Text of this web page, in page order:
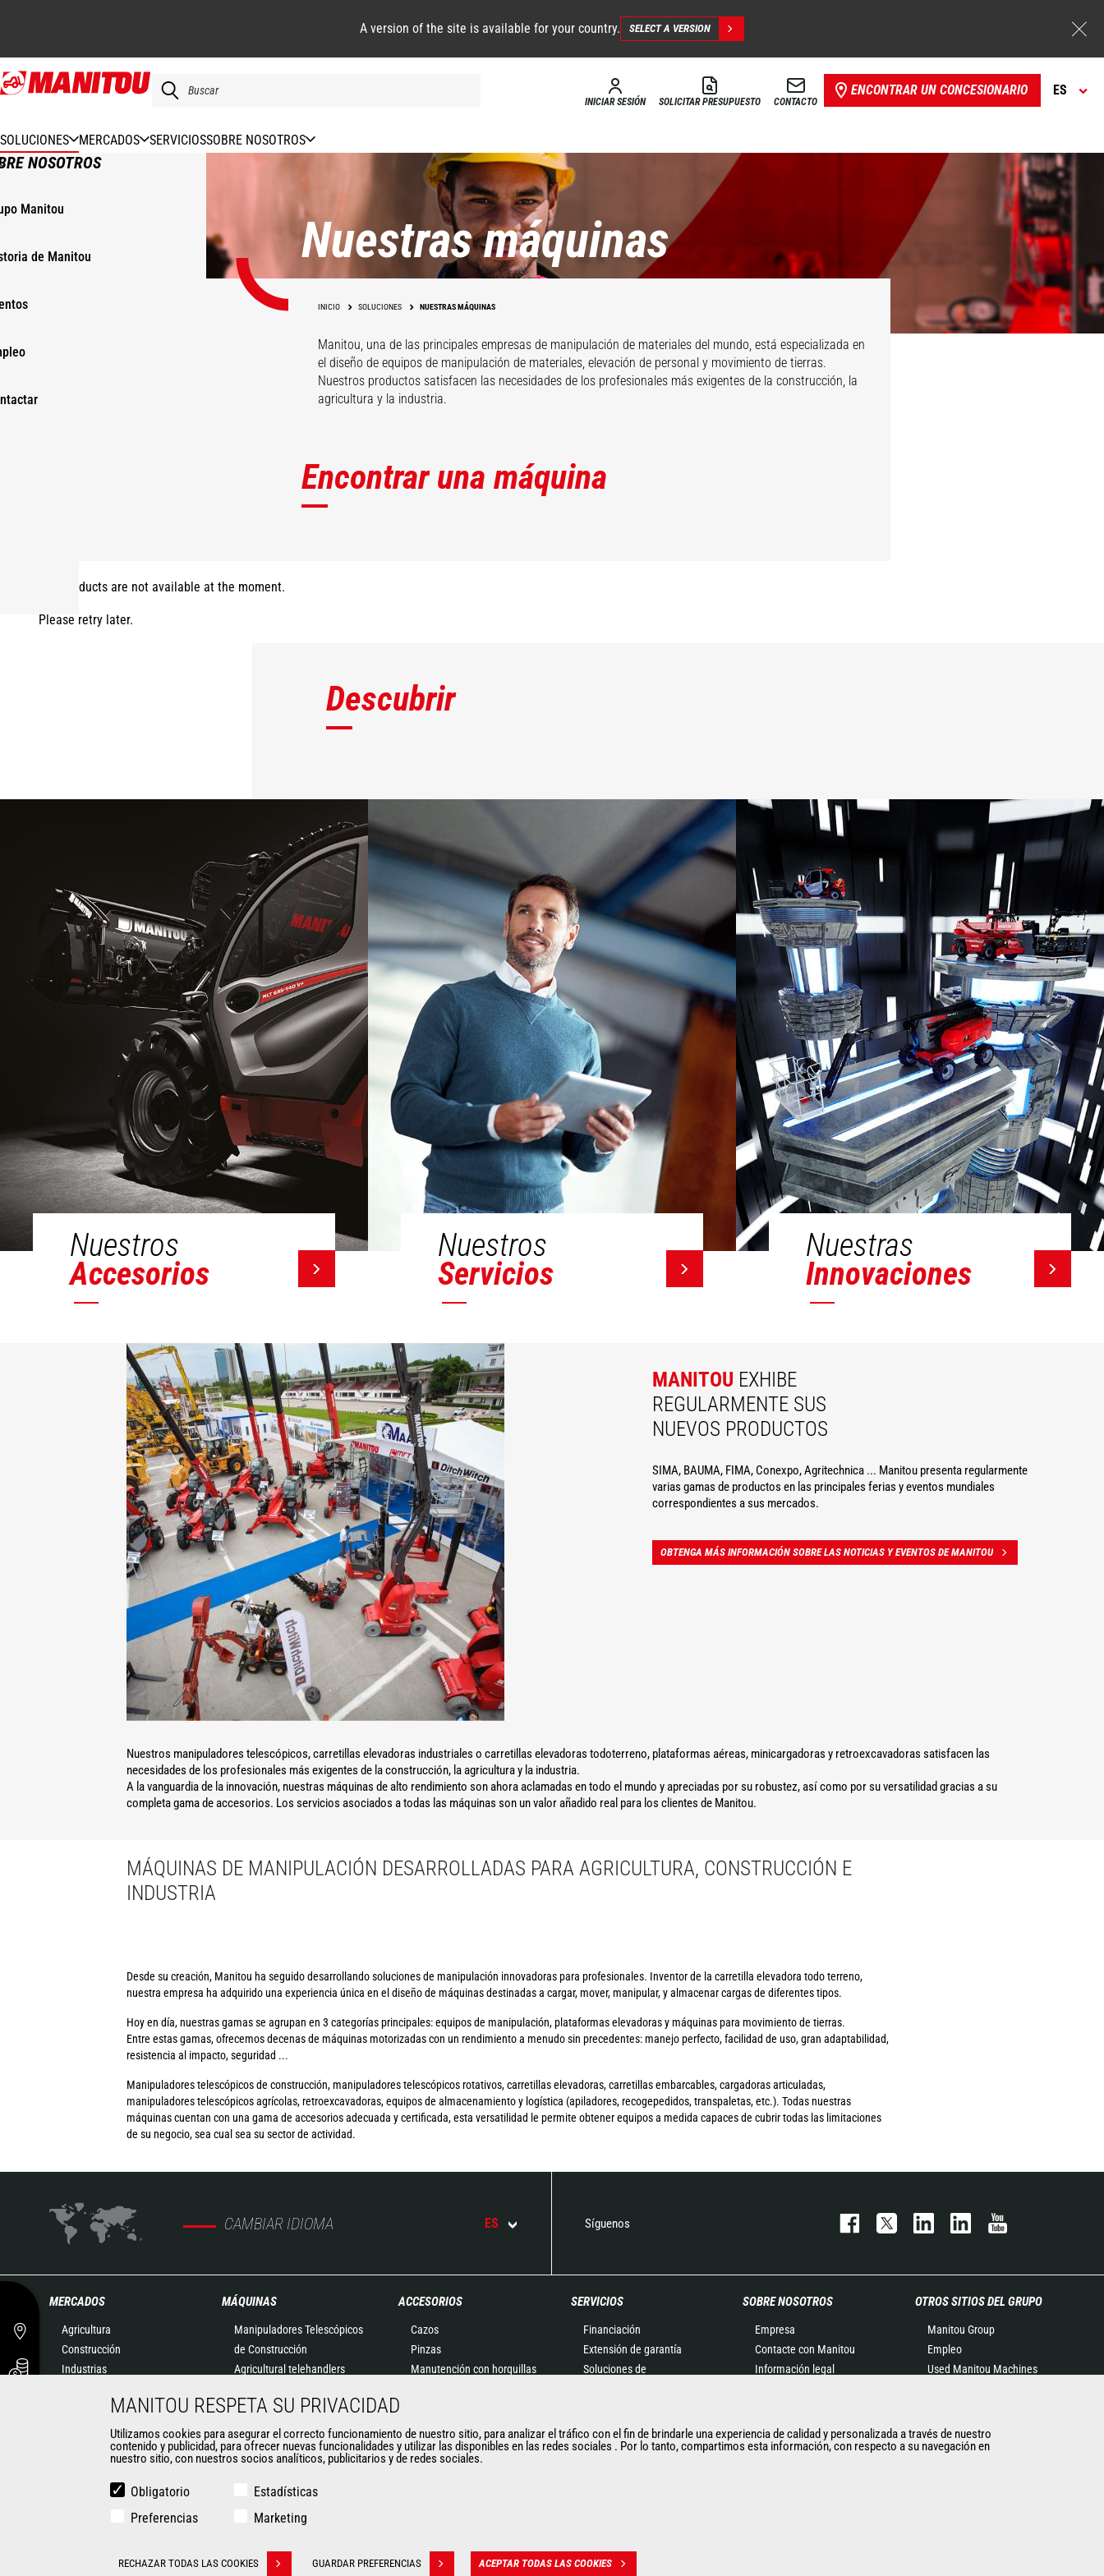
Pasar
al
A version of the site is available for your country. SELECT A VERSION
INICIAR SESIÓN SOLICITAR PRESUPUESTO CONTACTO
ENCONTRAR UN CONCESIONARIO ES
SOLUCIONES MERCADOS SERVICIOSSOBRE NOSOTROS
NOSOTROS
Manitou
de Manitou Nuestras máquinas
INICIO SOLUCIONES NUESTRAS MÁQUINAS
Manitou, una de las principales empresas de manipulación de materiales del mundo, está especializada en
el diseño de equipos de manipulación de materiales, elevación de personal y movimiento de tierras.
Nuestros productos satisfacen las necesidades de los profesionales más exigentes de la construcción, la
agricultura y la industria.
Encontrar una máquina
The products are not available at the moment.
Please retry later.
Descubrir
Nuestros
Accesorios
Nuestros
Servicios
Nuestras
Innovaciones
MANITOU EXHIBE
REGULARMENTE SUS
NUEVOS PRODUCTOS
SIMA, BAUMA, FIMA, Conexpo, Agritechnica ... Manitou presenta regularmente
varias gamas de productos en las principales ferias y eventos mundiales
correspondientes a sus mercados.
OBTENGA MÁS INFORMACIÓN SOBRE LAS NOTICIAS Y EVENTOS DE MANITOU
Nuestros manipuladores telescópicos, carretillas elevadoras industriales o carretillas elevadoras todoterreno, plataformas aéreas, minicargadoras y retroexcavadoras satisfacen las
necesidades de los profesionales más exigentes de la construcción, la agricultura y la industria.
A la vanguardia de la innovación, nuestras máquinas de alto rendimiento son ahora aclamadas en todo el mundo y apreciadas por su robustez, así como por su versatilidad gracias a su
completa gama de accesorios. Los servicios asociados a todas las máquinas son un valor añadido real para los clientes de Manitou.
MÁQUINAS DE MANIPULACIÓN DESARROLLADAS PARA AGRICULTURA, CONSTRUCCIÓN E
INDUSTRIA
Desde su creación, Manitou ha seguido desarrollando soluciones de manipulación innovadoras para profesionales. Inventor de la carretilla elevadora todo terreno,
nuestra empresa ha adquirido una experiencia única en el diseño de máquinas destinadas a cargar, mover, manipular, y almacenar cargas de diferentes tipos.
Hoy en día, nuestras gamas se agrupan en 3 categorías principales: equipos de manipulación, plataformas elevadoras y máquinas para movimiento de tierras.
Entre estas gamas, ofrecemos decenas de máquinas motorizadas con un rendimiento a menudo sin precedentes: manejo perfecto, facilidad de uso, gran adaptabilidad,
resistencia al impacto, seguridad ...
Manipuladores telescópicos de construcción, manipuladores telescópicos rotativos, carretillas elevadoras, carretillas embarcables, cargadoras articuladas,
manipuladores telescópicos agrícolas, retroexcavadoras, equipos de almacenamiento y logística (apiladores, recogepedidos, transpaletas, etc.). Todas nuestras
máquinas cuentan con una gama de accesorios adecuada y certificada, esta versatilidad le permite obtener equipos a medida capaces de cubrir todas las limitaciones
de su negocio, sea cual sea su sector de actividad.
CAMBIAR IDIOMA ES Síguenos
MERCADOS
Agricultura
Construcción
Industrias
Aeronáutica
Medio ambiente
MÁQUINAS
Manipuladores Telescópicos
de Construcción
Agricultural telehandlers
Manipuladores Telescópicos
Plataformas Elevadoras
Carretillas Embarcables
Minicargadoras
ACCESORIOS
Cazos
Pinzas
Manutención con horquillas
Cestas
Cubilotes para hormigón
SERVICIOS
Financiación
Extensión de garantía
Soluciones de
Soluciones conectadas
Herramientas de
SOBRE NOSOTROS
Empresa
Contacte con Manitou
Información legal
Historia
General Terms and
OTROS SITIOS DEL GRUPO
Manitou Group
Empleo
Used Manitou Machines
Edge Attachments
MANITOU RESPETA SU PRIVACIDAD
Utilizamos cookies para asegurar el correcto funcionamiento de nuestro sitio, para analizar el tráfico con el fin de brindarle una experiencia de calidad y personalizada a través de nuestro
contenido y publicidad, para ofrecer nuevas funcionalidades y utilizar las disponibles en las redes sociales . Por lo tanto, compartimos esta información, con respecto a su navegación en
nuestro sitio, con nuestros socios analíticos, publicitarios y de redes sociales.
Obligatorio
Estadísticas
Preferencias
Marketing
RECHAZAR TODAS LAS COOKIES GUARDAR PREFERENCIAS ACEPTAR TODAS LAS COOKIES